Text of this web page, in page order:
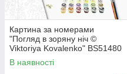
Картина за номерами
"Погляд в зоряну ніч ©
Viktoriya Kovalenko" BS51480
40×50 см
В наявності